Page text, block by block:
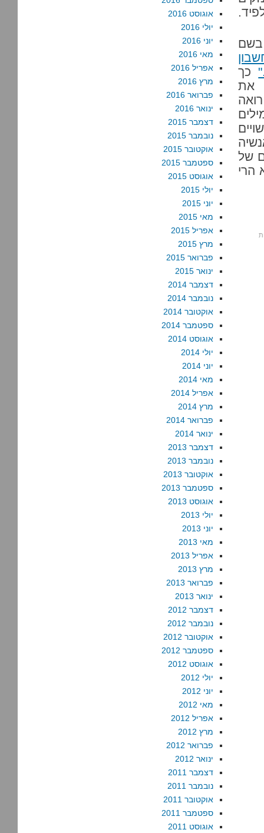
בשם
כך
את
של
הרי
אוגוסט 2016
יולי 2016
יוני 2016
מאי 2016
אפריל 2016
מרץ 2016
פברואר 2016
ינואר 2016
דצמבר 2015
נובמבר 2015
אוקטובר 2015
ספטמבר 2015
אוגוסט 2015
יולי 2015
יוני 2015
מאי 2015
אפריל 2015
מרץ 2015
פברואר 2015
ינואר 2015
דצמבר 2014
נובמבר 2014
אוקטובר 2014
ספטמבר 2014
אוגוסט 2014
יולי 2014
יוני 2014
מאי 2014
אפריל 2014
מרץ 2014
פברואר 2014
ינואר 2014
דצמבר 2013
נובמבר 2013
אוקטובר 2013
ספטמבר 2013
אוגוסט 2013
יולי 2013
יוני 2013
מאי 2013
אפריל 2013
מרץ 2013
פברואר 2013
ינואר 2013
דצמבר 2012
נובמבר 2012
אוקטובר 2012
ספטמבר 2012
אוגוסט 2012
יולי 2012
יוני 2012
מאי 2012
אפריל 2012
מרץ 2012
פברואר 2012
ינואר 2012
דצמבר 2011
נובמבר 2011
אוקטובר 2011
ספטמבר 2011
אוגוסט 2011